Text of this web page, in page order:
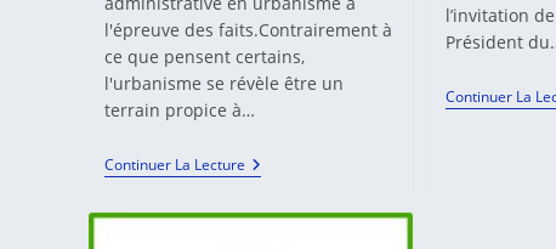
l'épreuve des faits.Contrairement à
ce que pensent certains,
l'urbanisme se révèle être un
terrain propice à…
Continuer La LectureLa
Médiation
En
l’invitation
Président
Continuer La